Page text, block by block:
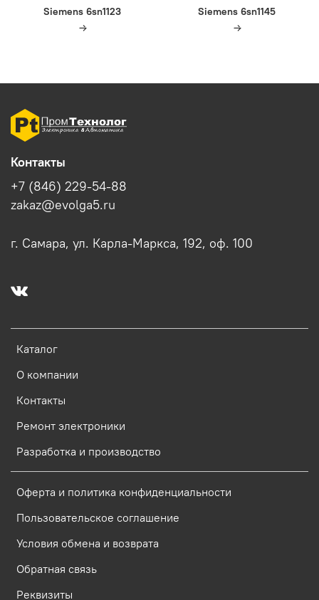
Siemens 6sn1123 Siemens 6sn1145
Каталог
О компании
Контакты
Ремонт электроники
Разработка и производство
Оферта и политика конфиденциальности
Пользовательское соглашение
Условия обмена и возврата
Обратная связь
Реквизиты
Контакты
+7 (846) 229-54-88
zakaz@evolga5.ru
г. Самара, ул. Карла-Маркса, 192, оф. 100